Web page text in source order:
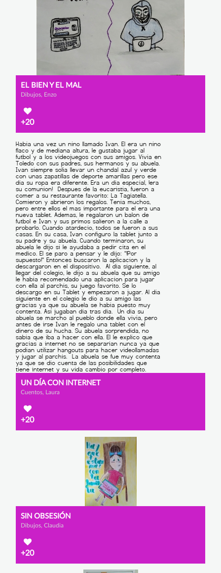
EL BIEN Y EL MAL
Dibujos, Enzo
+20
UN DÍA CON INTERNET
Cuentos, Laura
+20
SIN OBSESIÓN
Dibujos, Claudia
+20